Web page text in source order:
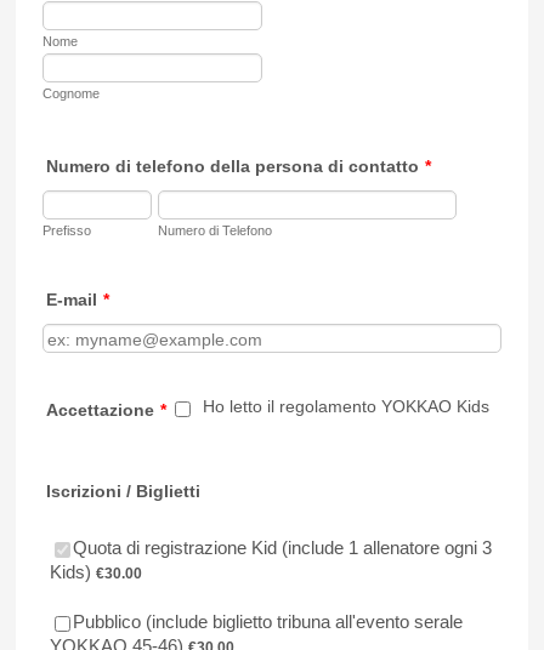
Nome
Cognome
Numero di telefono della persona di contatto *
Prefisso Numero di Telefono
E-mail *
Accettazione * Ho letto il regolamento YOKKAO Kids
Iscrizioni / Biglietti
Quota di registrazione Kid (include 1 allenatore ogni 3
Kids) €30.00
€30.00
Pubblico (include biglietto tribuna all'evento serale
YOKKAO 45-46) €30.00